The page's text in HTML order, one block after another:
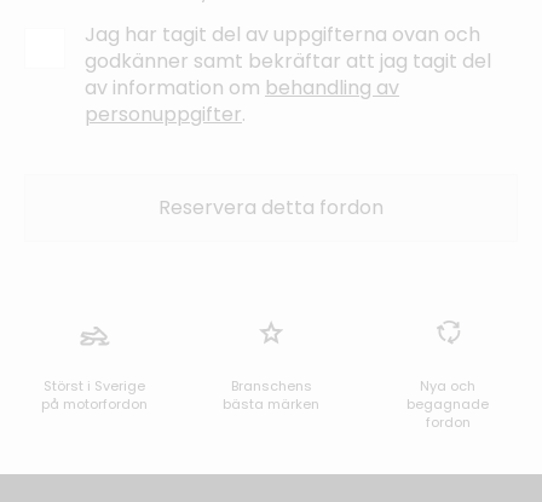
Jag har tagit del av uppgifterna ovan och
godkänner samt bekräftar att jag tagit del
av information om behandling av
personuppgifter.
Störst i Sverige
på motorfordon
Branschens
bästa märken
Nya och
begagnade
fordon